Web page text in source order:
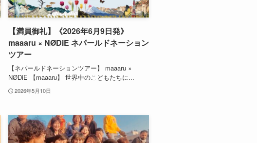
【満員御礼】《2026年6月9日発》
maaaru × NØDiE ネパールドネーション
ツアー
【ネパールドネーションツアー】 maaaru ×
NØDiE 【maaaru】 世界中のこどもたちに...
2026年5月10日